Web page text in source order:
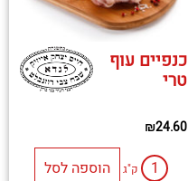
כנפיים עוף
טרי
₪24.60
ק"ג הוספה לסל